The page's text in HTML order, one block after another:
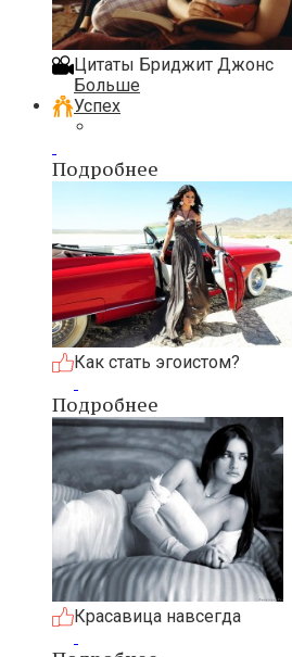
Цитаты Бриджит Джонс
Больше
Успех
Подробнее
Как стать эгоистом?
Подробнее
Красавица навсегда